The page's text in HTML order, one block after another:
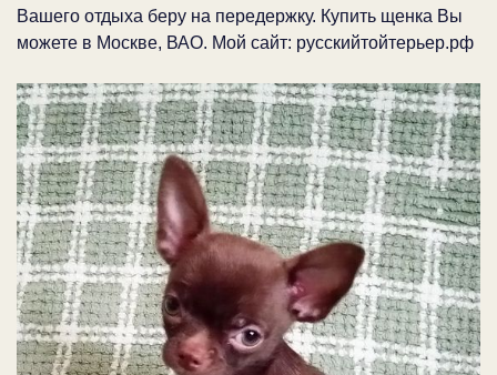
Вашего отдыха беру на передержку. Купить щенка Вы
можете в Москве, ВАО. Мой сайт: русскийтойтерьер.рф